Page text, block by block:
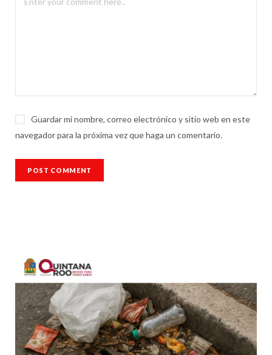
Guardar mi nombre, correo electrónico y sitio web en este
navegador para la próxima vez que haga un comentario.